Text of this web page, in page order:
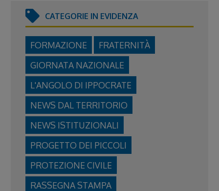
CATEGORIE IN EVIDENZA
FORMAZIONE
FRATERNITÀ
GIORNATA NAZIONALE
L'ANGOLO DI IPPOCRATE
NEWS DAL TERRITORIO
NEWS ISTITUZIONALI
PROGETTO DEI PICCOLI
PROTEZIONE CIVILE
RASSEGNA STAMPA